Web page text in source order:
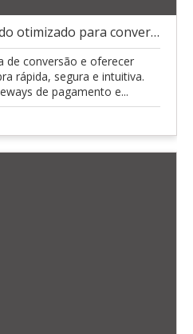
Checkout personalizado otimizado para conversão
de conversão e oferecer
rápida, segura e intuitiva.
de pagamento e...